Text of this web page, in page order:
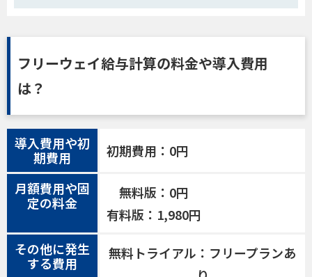
フリーウェイ給与計算の料金や導入費用
は？
導入費用や初
期費用
初期費用：0円
月額費用や固
定の料金
無料版：0円
有料版：1,980円
その他に発生
する費用
無料トライアル：フリープランあ